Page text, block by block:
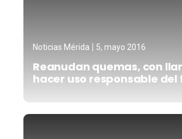
Noticias Mérida 5, mayo 2016
Reanudan quemas, con
hacer uso responsable del